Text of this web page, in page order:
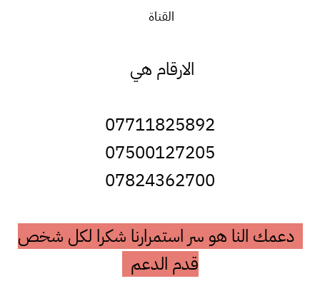
القناة
الارقام هي
07711825892
07500127205
07824362700
دعمك النا هو سر استمرارنا شكرا لكل شخص
قدم الدعم